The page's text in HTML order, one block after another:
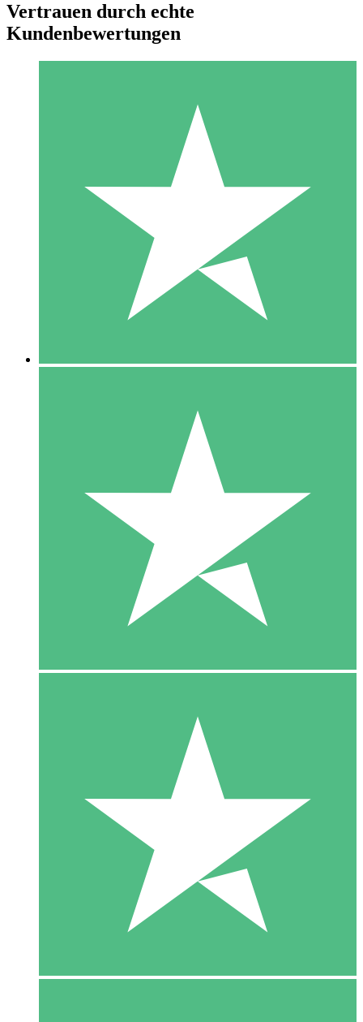
Individuelle Credit-Pakete
Zahlen Sie nach Bedarf mit Download-Credits. Keine
monatliche Verpflichtung erforderlich.
10 00
10 Downloads
20 00
Vertrauen durch echte
Kundenbewertungen